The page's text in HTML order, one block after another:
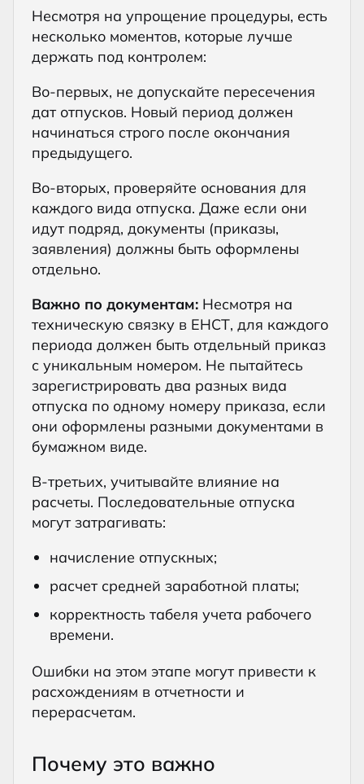
Несмотря на упрощение процедуры, есть
несколько моментов, которые лучше
держать под контролем:
Во-первых, не допускайте пересечения
дат отпусков. Новый период должен
начинаться строго после окончания
предыдущего.
Во-вторых, проверяйте основания для
каждого вида отпуска. Даже если они
идут подряд, документы (приказы,
заявления) должны быть оформлены
отдельно.
Важно по документам: Несмотря на
техническую связку в ЕНСТ, для каждого
периода должен быть отдельный приказ
с уникальным номером. Не пытайтесь
зарегистрировать два разных вида
отпуска по одному номеру приказа, если
они оформлены разными документами в
бумажном виде.
В-третьих, учитывайте влияние на
расчеты. Последовательные отпуска
могут затрагивать:
начисление отпускных;
расчет средней заработной платы;
корректность табеля учета рабочего
времени.
Ошибки на этом этапе могут привести к
расхождениям в отчетности и
перерасчетам.
Почему это важно